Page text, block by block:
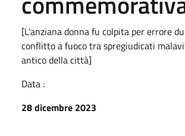
[L'anziana donna fu colpita per errore
conflitto a fuoco tra spregiudicati
antico della città]
Data :
28 dicembre 2023